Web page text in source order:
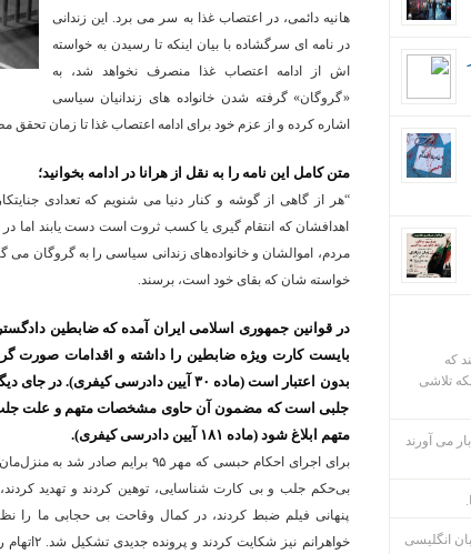
هانیه دائمی، در اعتصاب غذا به سر می برد. این زندانی
در نامه ای سرگشاده با بیان اینکه تا رسیدن به خواسته
اش از ادامه اعتصاب غذا منصرف نخواهد شد، به
«گروگان» گرفته شدن خانواده های زندانیان سیاسی
اشاره کرده و از عزم خود برای ادامه اعتصاب غذا تا زمان
متن کامل این نامه را به نقل از هرانا در ادامه بخوانید؛
“هر از گاهی از گوشه و کنار دنیا می شنویم که تعدادی
اهدافشان که انتقام گیری یا کسب ثروت است دست یابند اما
مردم، اموالشان و خانواده‌های زندانی سیاسی را به گروگان می
خواسته شان که بقای خود است، برسند.
در قوانین جمهوری اسلامی ایران آمده که ضابطین
بایست کارت ویژه ضابطین را داشته و اقدامات صورت
بدون اعتبار است (ماده ٣٠ آیین دادرسی
جلبی است که مضمون آن حاوی مشخصات متهم و علت
متهم ابلاغ شود (ماده ١٨١ آیین دادرسی کیفری).
برای اجرای احکام حبسی که مهر ٩۵
بی‌حکم جلب و بی کارت شناسایی، توهین کردند و تهدید
پنهانی فیلم ضبط کردند، در کمال وقاحت بی حجابی ما را
خواهرانم
که
تلاشی
می آورند
انگلیسی